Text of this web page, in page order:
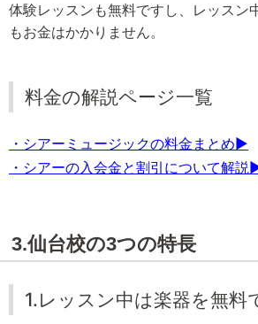
体験レッスンも無料ですし、レッスン
もお金はかかりません。
料金の解説ページ一覧
・シアーミュージックの料金まとめ▶
・シアーの入会金と割引について解説
3.仙台校の3つの特長
1.レッスン中は楽器を無料